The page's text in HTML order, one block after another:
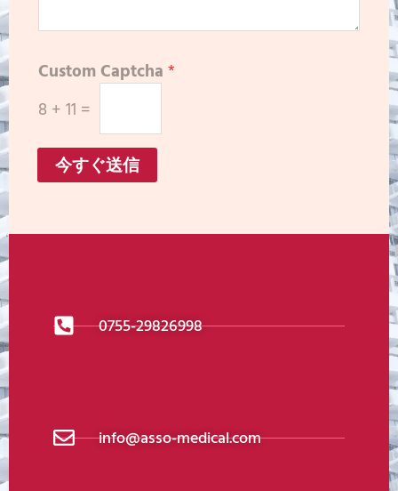
Custom Captcha *
8 + 11 =
今すぐ送信
0755-29826998
info@asso-medical.com